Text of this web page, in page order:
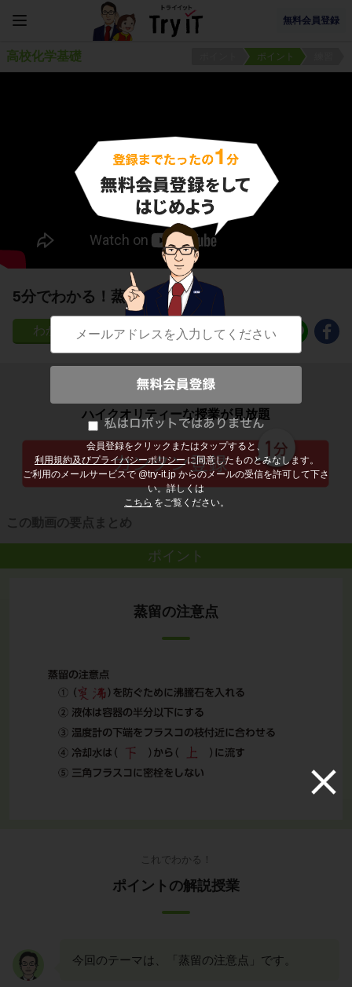
無料会員登録
会員登録をクリックまたはタップすると、
利用規約及びプライバシーポリシー に同意したものとみなします。
ご利用のメールサービスで @try-it.jp からのメールの受信を許可して下さ
い。詳しくは
こちら をご覧ください。
高校化学基礎 ポイント
5分でわかる！蒸留の注意点
763
子どもの勉強から大人の学び直しまで
ハイクオリティーな授業が見放題
この動画の要点まとめ
ポイント
蒸留の注意点
これでわかる！
ポイントの解説授業
今回のテーマは、「蒸留の注意点」です。